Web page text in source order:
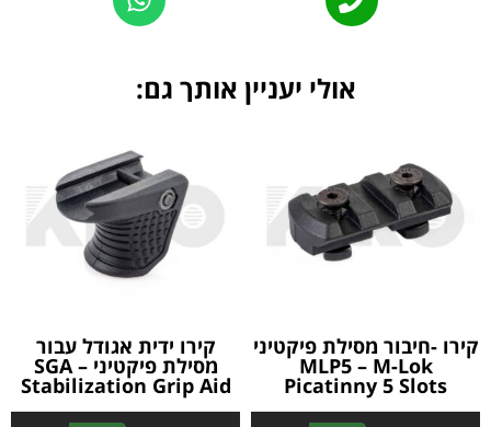
אולי יעניין אותך גם:
קירו -חיבור מסילת פיקטיני
MLP5 – M-Lok
Picatinny 5 Slots
קירו ידית אגודל עבור
מסילת פיקטיני SGA –
Stabilization Grip Aid